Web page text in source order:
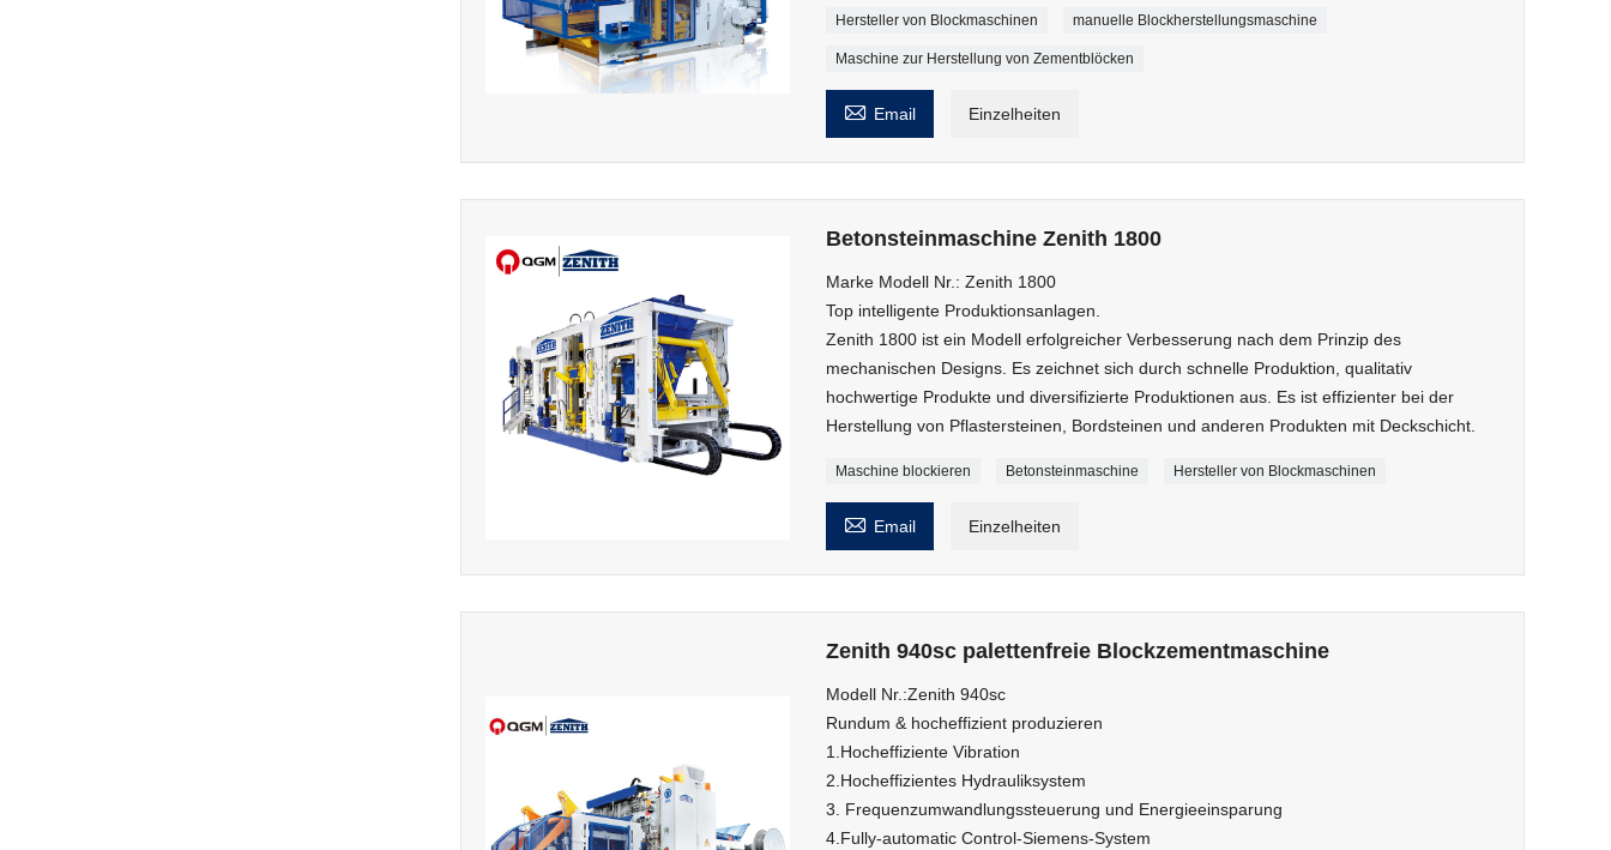
Hersteller von Blockmaschinen manuelle Blockherstellungsmaschine
Maschine zur Herstellung von Zementblöcken
 Email Einzelheiten
Betonsteinmaschine Zenith 1800
Marke Modell Nr.: Zenith 1800
Top intelligente Produktionsanlagen.
Zenith 1800 ist ein Modell erfolgreicher Verbesserung nach dem Prinzip des
mechanischen Designs. Es zeichnet sich durch schnelle Produktion, qualitativ
hochwertige Produkte und diversifizierte Produktionen aus. Es ist effizienter bei der
Herstellung von Pflastersteinen, Bordsteinen und anderen Produkten mit Deckschicht.
Maschine blockieren Betonsteinmaschine Hersteller von Blockmaschinen
 Email Einzelheiten
Zenith 940sc palettenfreie Blockzementmaschine
Modell Nr.:Zenith 940sc
Rundum & hocheffizient produzieren
1.Hocheffiziente Vibration
2.Hocheffizientes Hydrauliksystem
3. Frequenzumwandlungssteuerung und Energieeinsparung
4.Fully-automatic Control-Siemens-System